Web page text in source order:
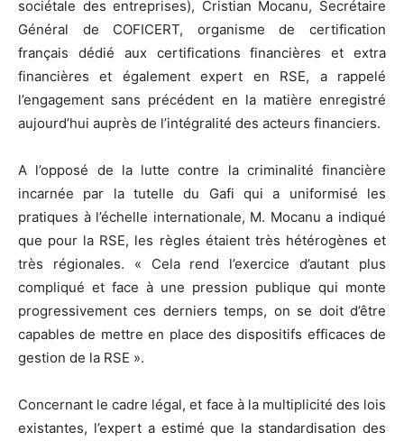
sociétale des entreprises), Cristian Mocanu, Secrétaire
Général de COFICERT, organisme de certification
français dédié aux certifications financières et extra
financières et également expert en RSE, a rappelé
l’engagement sans précédent en la matière enregistré
aujourd’hui auprès de l’intégralité des acteurs financiers.
A l’opposé de la lutte contre la criminalité financière
incarnée par la tutelle du Gafi qui a uniformisé les
pratiques à l’échelle internationale, M. Mocanu a indiqué
que pour la RSE, les règles étaient très hétérogènes et
très régionales. « Cela rend l’exercice d’autant plus
compliqué et face à une pression publique qui monte
progressivement ces derniers temps, on se doit d’être
capables de mettre en place des dispositifs efficaces de
gestion de la RSE ».
Concernant le cadre légal, et face à la multiplicité des lois
existantes, l’expert a estimé que la standardisation des